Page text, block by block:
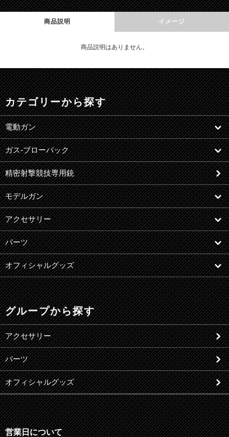
商品説明 イメージ
商品説明はありません。
カテゴリーから探す
電動ガン
ガス-ブローバック
精密射撃競技専用銃
モデルガン
アクセサリー
パーツ
オフィシャルグッズ
グループから探す
アクセサリー
パーツ
オフィシャルグッズ
営業日について